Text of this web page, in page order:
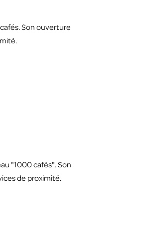
Son ouverture
"1000 cafés". Son
de proximité.